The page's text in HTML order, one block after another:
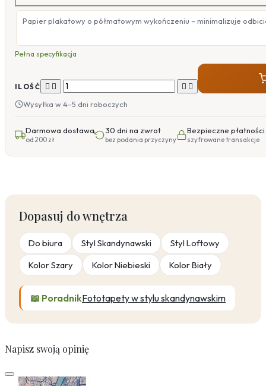
Papier plakatowy o półmatowym wykończeniu – minimalizuje
Pełna specyfikacja
ILOŚĆ    
Wysyłka w 4–5 dni roboczych
Darmowa dostawa
od 200 zł
30 dni na zwrot
bez podania przyczyny
Bezpieczne płatności
szyfrowane transakcje
Dopasuj do wnętrza
Do biura Styl Skandynawski
Styl Loftowy
Kolor Szary
Kolor Niebieski Kolor Biały
📖 PoradnikFototapety w stylu skandynawskim
Napisz swoją opinię